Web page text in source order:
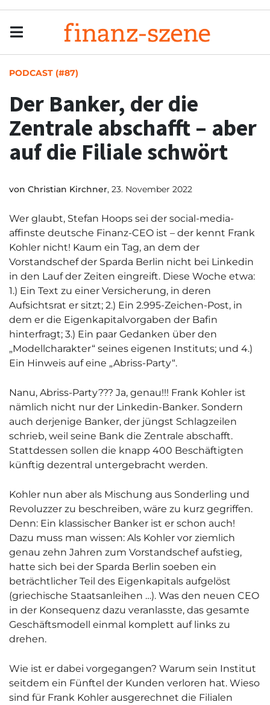
PODCAST (#87)
Der Banker, der die
Zentrale abschafft – aber
auf die Filiale schwört
von Christian Kirchner, 23. November 2022
Wer glaubt, Stefan Hoops sei der social-media-
affinste deutsche Finanz-CEO ist – der kennt Frank
Kohler nicht! Kaum ein Tag, an dem der
Vorstandschef der Sparda Berlin nicht bei Linkedin
in den Lauf der Zeiten eingreift. Diese Woche etwa:
1.) Ein Text zu einer Versicherung, in deren
Aufsichtsrat er sitzt; 2.) Ein 2.995-Zeichen-Post, in
dem er die Eigenkapitalvorgaben der Bafin
hinterfragt; 3.) Ein paar Gedanken über den
„Modellcharakter“ seines eigenen Instituts; und 4.)
Ein Hinweis auf eine „Abriss-Party“.
Nanu, Abriss-Party??? Ja, genau!!! Frank Kohler ist
nämlich nicht nur der Linkedin-Banker. Sondern
auch derjenige Banker, der jüngst Schlagzeilen
schrieb, weil seine Bank die Zentrale abschafft.
Stattdessen sollen die knapp 400 Beschäftigten
künftig dezentral untergebracht werden.
Kohler nun aber als Mischung aus Sonderling und
Revoluzzer zu beschreiben, wäre zu kurz gegriffen.
Denn: Ein klassischer Banker ist er schon auch!
Dazu muss man wissen: Als Kohler vor ziemlich
genau zehn Jahren zum Vorstandschef aufstieg,
hatte sich bei der Sparda Berlin soeben ein
beträchtlicher Teil des Eigenkapitals aufgelöst
(griechische Staatsanleihen …). Was den neuen CEO
in der Konsequenz dazu veranlasste, das gesamte
Geschäftsmodell einmal komplett auf links zu
drehen.
Wie ist er dabei vorgegangen? Warum sein Institut
seitdem ein Fünftel der Kunden verloren hat. Wieso
sind für Frank Kohler ausgerechnet die Filialen